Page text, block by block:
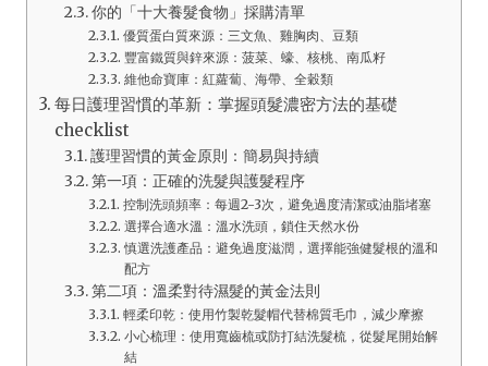
你的「十大養髮食物」採購清單
優質蛋白質來源：三文魚、雞胸肉、豆類
豐富鐵質與鋅來源：菠菜、蠔、核桃、南瓜籽
維他命寶庫：紅蘿蔔、海帶、全穀類
每日護理習慣的革新：掌握頭髮濃密方法的基礎
checklist
護理習慣的黃金原則：簡易與持續
第一項：正確的洗髮與護髮程序
控制洗頭頻率：每週2-3次，避免過度清潔或油脂堵塞
選擇合適水溫：溫水洗頭，鎖住天然水份
慎選洗護產品：避免過度滋潤，選擇能強健髮根的溫和
配方
第二項：溫柔對待濕髮的黃金法則
輕柔印乾：使用竹製乾髮帽代替棉質毛巾，減少摩擦
小心梳理：使用寬齒梳或防打結洗髮梳，從髮尾開始解
結